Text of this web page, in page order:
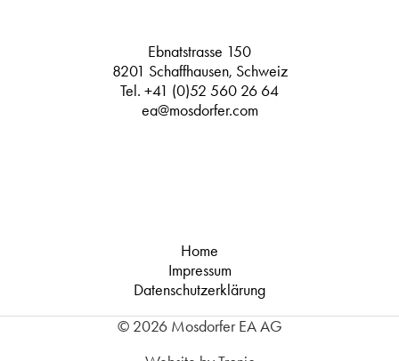
Ebnatstrasse 150
8201 Schaffhausen, Schweiz
Tel. +41 (0)52 560 26 64
ea@mosdorfer.com
Home
Impressum
Datenschutzerklärung
© 2026 Mosdorfer EA AG